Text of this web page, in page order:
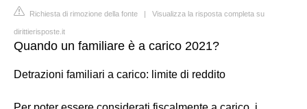
Richiesta di rimozione della fonte | Visualizza la risposta completa su
dirittierisposte.it
Quando un familiare è a carico 2021?
Detrazioni familiari a carico: limite di reddito